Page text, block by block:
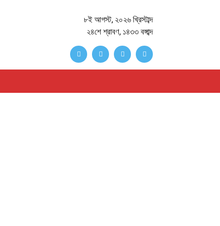
৮ই আগস্ট, ২০২৬ খ্রিস্টাব্দ
২৪শে শ্রাবণ, ১৪৩৩ বঙ্গাব্দ